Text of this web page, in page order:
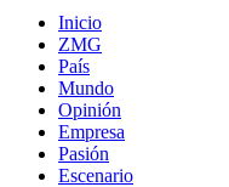
Inicio
ZMG
País
Mundo
Opinión
Empresa
Pasión
Escenario